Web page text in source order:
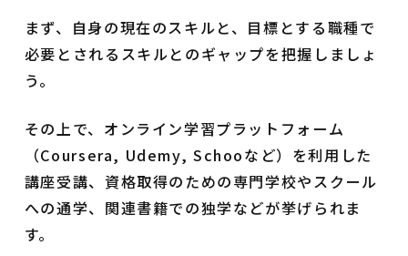
まず、自身の現在のスキルと、目標とする職種で
必要とされるスキルとのギャップを把握しましょ
う。
その上で、オンライン学習プラットフォーム
（Coursera, Udemy, Schooなど）を利用した
講座受講、資格取得のための専門学校やスクール
への通学、関連書籍での独学などが挙げられま
す。